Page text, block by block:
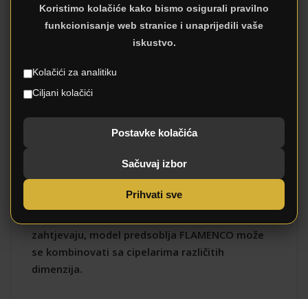
Montaža
Da
Materijali
Oplemenjena iverica
DODATNI OPIS
dezenu, doprinijet će potpunom opremanju
hodnika. Posjeduje tri vješalice, kao i duplu
zatvorenu policu za odlaganje obuće. Ukoliko
zahtjevaju, model predsoblja FLAMENCO može
se kombinovati sa cipelarima različitih
dimenzija.
Koristimo kolačiće kako bismo osigurali pravilno
funkcionisanje web stranice i unaprijedili vaše
iskustvo.
Kolačići za analitiku
Ciljani kolačići
Postavke kolačića
Sačuvaj izbor
Prihvati sve